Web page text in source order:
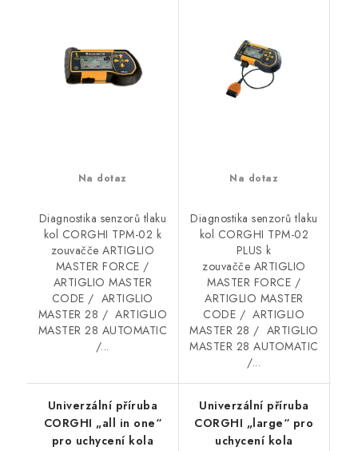
Na dotaz
Diagnostika senzorů tlaku
kol CORGHI TPM-02 k
zouvačče ARTIGLIO
MASTER FORCE /
ARTIGLIO MASTER
CODE / ARTIGLIO
MASTER 28 / ARTIGLIO
MASTER 28 AUTOMATIC
/...
Na dotaz
Diagnostika senzorů tlaku
kol CORGHI TPM-02
PLUS k
zouvačče ARTIGLIO
MASTER FORCE /
ARTIGLIO MASTER
CODE / ARTIGLIO
MASTER 28 / ARTIGLIO
MASTER 28 AUTOMATIC
/...
Univerzální příruba
CORGHI „all in one“
pro uchycení kola
Univerzální příruba
CORGHI „large“ pro
uchycení kola